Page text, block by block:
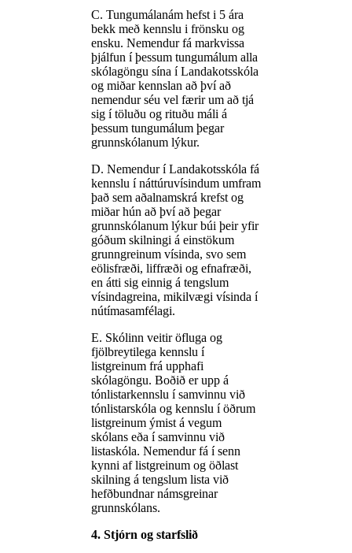
C. Tungumálanám hefst i 5 ára
bekk með kennslu i frönsku og
ensku. Nemendur fá markvissa
þjálfun í þessum tungumálum alla
skólagöngu sína í Landakotsskóla
og miðar kennslan að því að
nemendur séu vel færir um að tjá
sig í töluðu og rituðu máli á
þessum tungumálum þegar
grunnskólanum lýkur.
D. Nemendur í Landakotsskóla fá
kennslu í náttúruvísindum umfram
það sem aðalnamskrá krefst og
miðar hún að því að þegar
grunnskólanum lýkur búi þeir yfir
góðum skilningi á einstökum
grunngreinum vísinda, svo sem
eölisfræði, liffræði og efnafræði,
en átti sig einnig á tengslum
vísindagreina, mikilvægi vísinda í
nútímasamfélagi.
E. Skólinn veitir öfluga og
fjölbreytilega kennslu í
listgreinum frá upphafi
skólagöngu. Boðið er upp á
tónlistarkennslu í samvinnu við
tónlistarskóla og kennslu í öðrum
listgreinum ýmist á vegum
skólans eða í samvinnu við
listaskóla. Nemendur fá í senn
kynni af listgreinum og öðlast
skilning á tengslum lista við
hefðbundnar námsgreinar
grunnskólans.
4. Stjórn og starfslið